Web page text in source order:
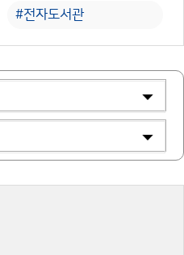
#전자도서관